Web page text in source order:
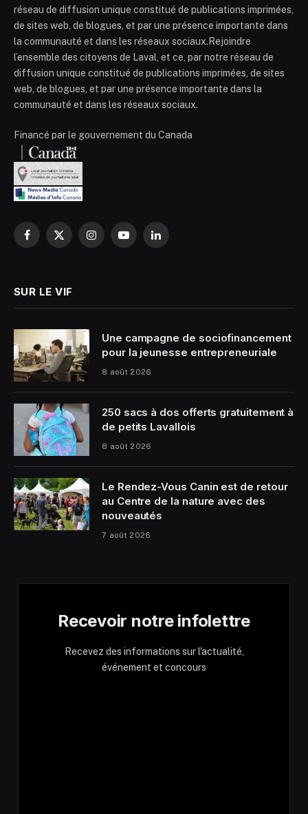
réseau de diffusion unique constitué de publications imprimées,
de sites web, de blogues, et par une présence importante dans
la communauté et dans les réseaux sociaux.Rejoindre
l’ensemble des citoyens de Laval, et ce, par notre réseau de
diffusion unique constitué de publications imprimées, de sites
web, de blogues, et par une présence importante dans la
communauté et dans les réseaux sociaux.
Financé par le gouvernement du Canada
Facebook
X
InstagramYouTubeLinkedIn
SUR LE VIF
Une campagne de sociofinancement
pour la jeunesse entrepreneuriale
8 août 2026
250 sacs à dos offerts gratuitement à
de petits Lavallois
8 août 2026
Le Rendez-Vous Canin est de retour
au Centre de la nature avec des
nouveautés
7 août 2026
Recevoir notre infolettre
Recevez des informations sur l'actualité,
événement et concours